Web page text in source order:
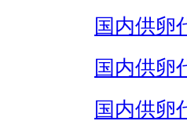
国内供卵
国内供卵
国内供卵